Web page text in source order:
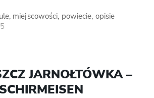
miejscowości, powiecie, opisie
JARNOŁTÓWKA –
SCHIRMEISEN